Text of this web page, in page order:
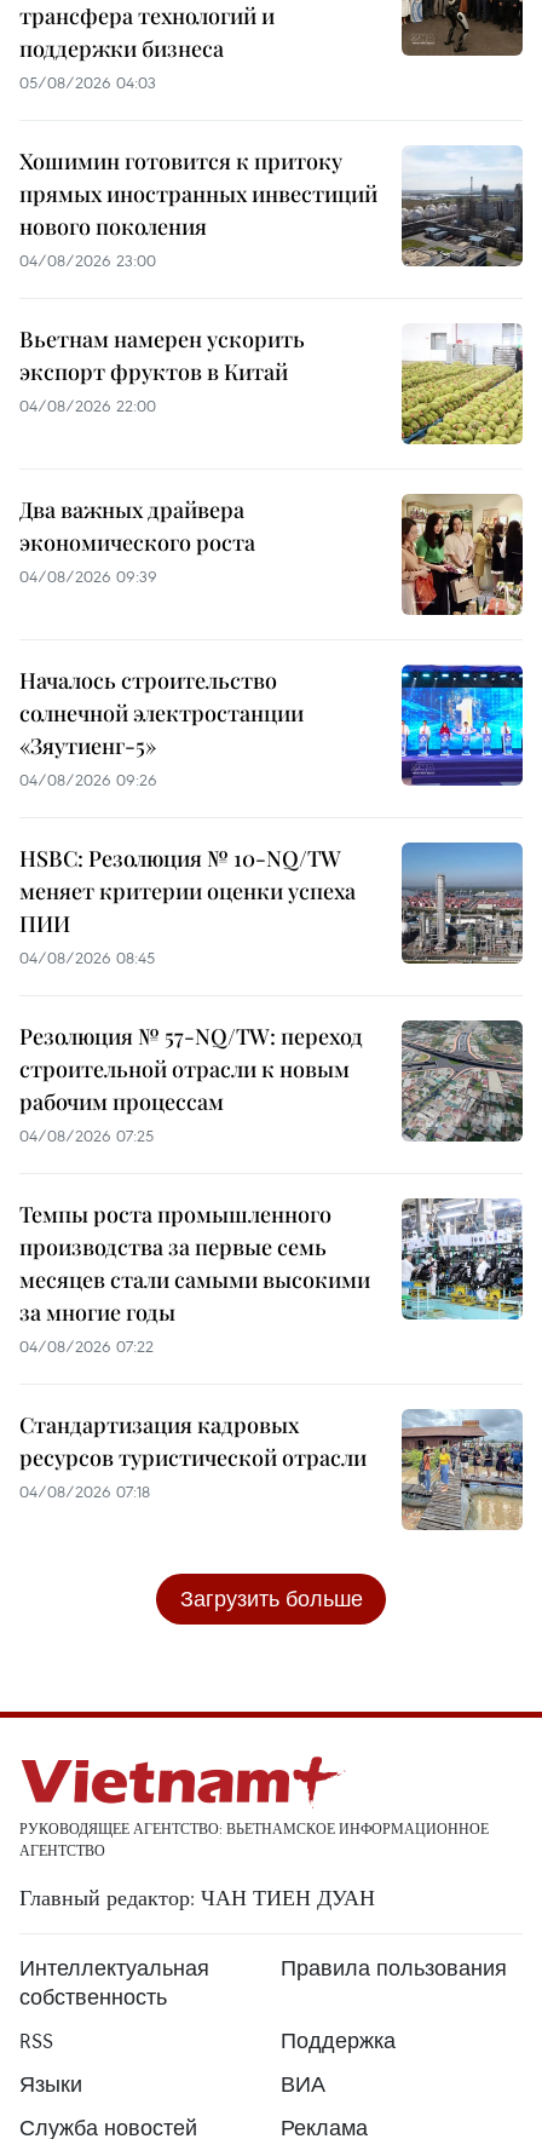
трансфера технологий и
поддержки бизнеса
05/08/2026 04:03
Хошимин готовится к притоку
прямых иностранных инвестиций
нового поколения
04/08/2026 23:00
Вьетнам намерен ускорить
экспорт фруктов в Китай
04/08/2026 22:00
Два важных драйвера
экономического роста
04/08/2026 09:39
Началось строительство
солнечной электростанции
«Зяутиенг-5»
04/08/2026 09:26
HSBC: Резолюция № 10-NQ/TW
меняет критерии оценки успеха
ПИИ
04/08/2026 08:45
Резолюция № 57-NQ/TW: переход
строительной отрасли к новым
рабочим процессам
04/08/2026 07:25
Темпы роста промышленного
производства за первые семь
месяцев стали самыми высокими
за многие годы
04/08/2026 07:22
Стандартизация кадровых
ресурсов туристической отрасли
04/08/2026 07:18
Загрузить больше
РУКОВОДЯЩЕЕ АГЕНТСТВО: ВЬЕТНАМСКОЕ ИНФОРМАЦИОННОЕ
АГЕНТСТВО
Главный редактор: ЧАН ТИЕН ДУАН
Интеллектуальная
собственность
Правила пользования
RSS
Поддержка
Языки
ВИА
Служба новостей
Реклама